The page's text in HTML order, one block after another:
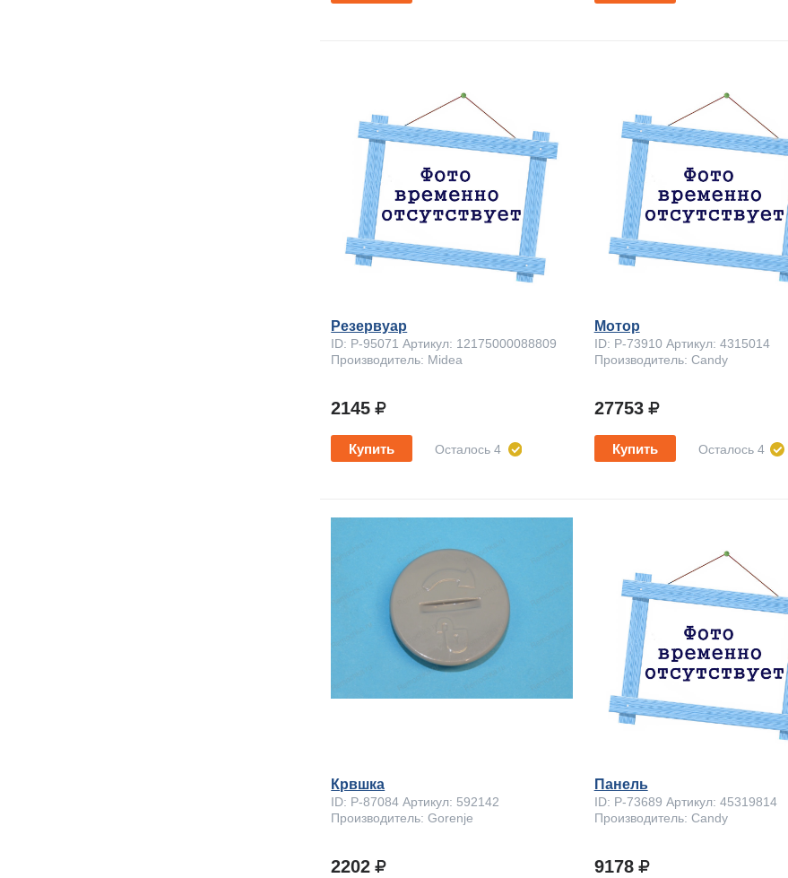
Резервуар
ID: P-95071 Артикул: 12175000088809
Производитель: Midea
2145
Купить Осталось 4
Мотор
ID: P-73910 Артикул: 4315014
Производитель: Candy
27753
Купить Осталось 4
Крвшка
ID: P-87084 Артикул: 592142
Производитель: Gorenje
2202
Панель
ID: P-73689 Артикул: 45319814
Производитель: Candy
9178